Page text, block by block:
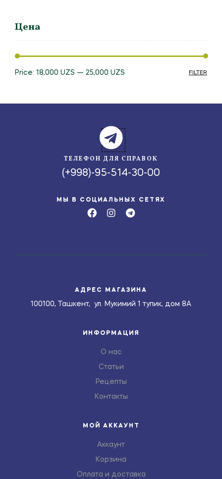
Цена
FILTER
Price: 18,000 UZS — 25,000 UZS
ТЕЛЕФОН ДЛЯ СПРАВОК
(+998)-95-514-30-00
МЫ В СОЦИАЛЬНЫХ СЕТЯХ
АДРЕС МАГАЗИНА
100100, Ташкент, ул. Мукимий 1 тупик, дом 8А
ИНФОРМАЦИЯ
О нас
Статьи
Рецепты
Контакты
МОЙ АККАУНТ
Аккаунт
Корзина
Оплата и доставка